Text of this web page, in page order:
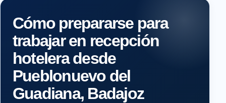
Cómo prepararse para
trabajar en recepción
hotelera desde
Pueblonuevo del
Guadiana, Badajoz